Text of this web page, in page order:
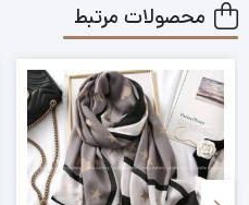
محصولات مرتبط